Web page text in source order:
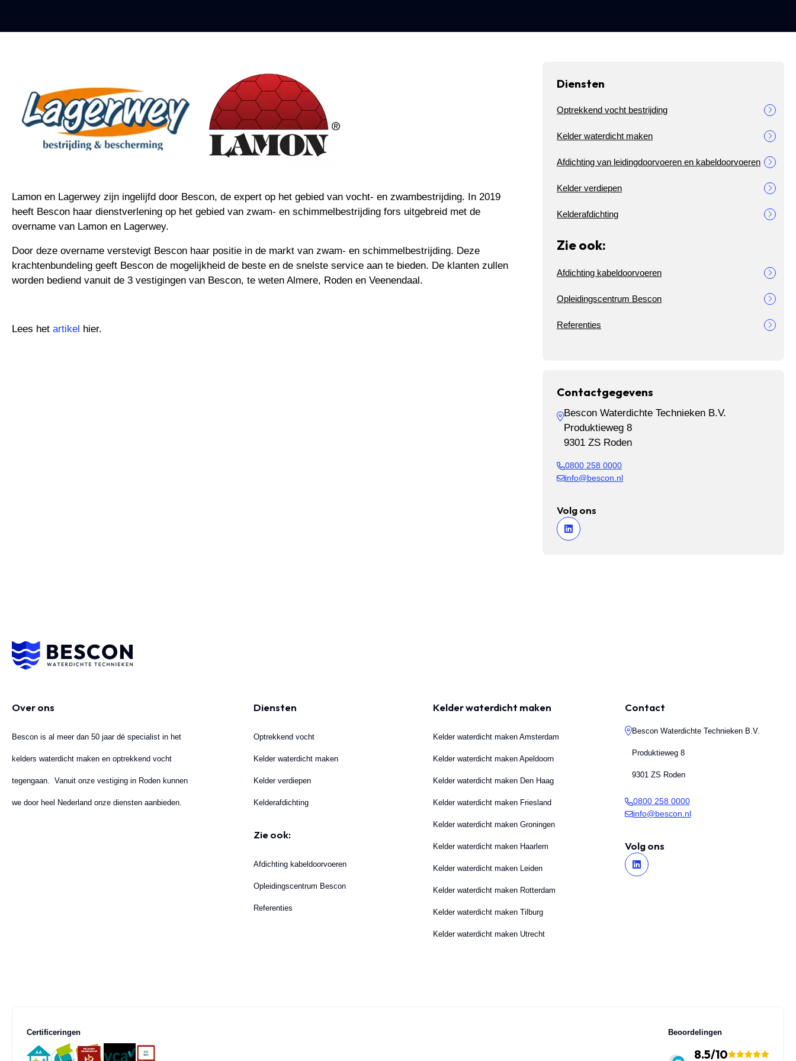
Lamon en Lagerwey zijn ingelijfd door Bescon, de expert op het gebied van vocht- en zwambestrijding. In 2019
heeft Bescon haar dienstverlening op het gebied van zwam- en schimmelbestrijding fors uitgebreid met de
overname van Lamon en Lagerwey.
Door deze overname verstevigt Bescon haar positie in de markt van zwam- en schimmelbestrijding. Deze
krachtenbundeling geeft Bescon de mogelijkheid de beste en de snelste service aan te bieden. De klanten zullen
worden bediend vanuit de 3 vestigingen van Bescon, te weten Almere, Roden en Veenendaal.
Lees het artikel hier.
Diensten
Optrekkend vocht bestrijding
Kelder waterdicht maken
Afdichting van leidingdoorvoeren en kabeldoorvoeren
Kelder verdiepen
Kelderafdichting
Zie ook:
Afdichting kabeldoorvoeren
Opleidingscentrum Bescon
Referenties
Contactgegevens
Bescon Waterdichte Technieken B.V.
Produktieweg 8
9301 ZS Roden
0800 258 0000
info@bescon.nl
Volg ons
Over ons
Bescon is al meer dan 50 jaar dé specialist in het
kelders waterdicht maken en optrekkend vocht
tegengaan. Vanuit onze vestiging in Roden kunnen
we door heel Nederland onze diensten aanbieden.
Diensten
Optrekkend vocht
Kelder waterdicht maken
Kelder verdiepen
Kelderafdichting
Zie ook:
Afdichting kabeldoorvoeren
Opleidingscentrum Bescon
Referenties
Kelder waterdicht maken
Kelder waterdicht maken Amsterdam
Kelder waterdicht maken Apeldoorn
Kelder waterdicht maken Den Haag
Kelder waterdicht maken Friesland
Kelder waterdicht maken Groningen
Kelder waterdicht maken Haarlem
Kelder waterdicht maken Leiden
Kelder waterdicht maken Rotterdam
Kelder waterdicht maken Tilburg
Kelder waterdicht maken Utrecht
Contact
Bescon Waterdichte Technieken B.V.
Produktieweg 8
9301 ZS Roden
0800 258 0000
info@bescon.nl
Volg ons
Certificeringen Beoordelingen
8.5/10